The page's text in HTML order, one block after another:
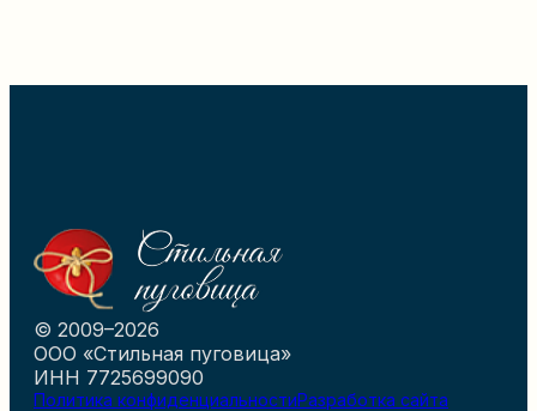
© 2009–2026
ООО «Стильная пуговица»
ИНН 7725699090
Политика конфиденциальностиРазработка сайта